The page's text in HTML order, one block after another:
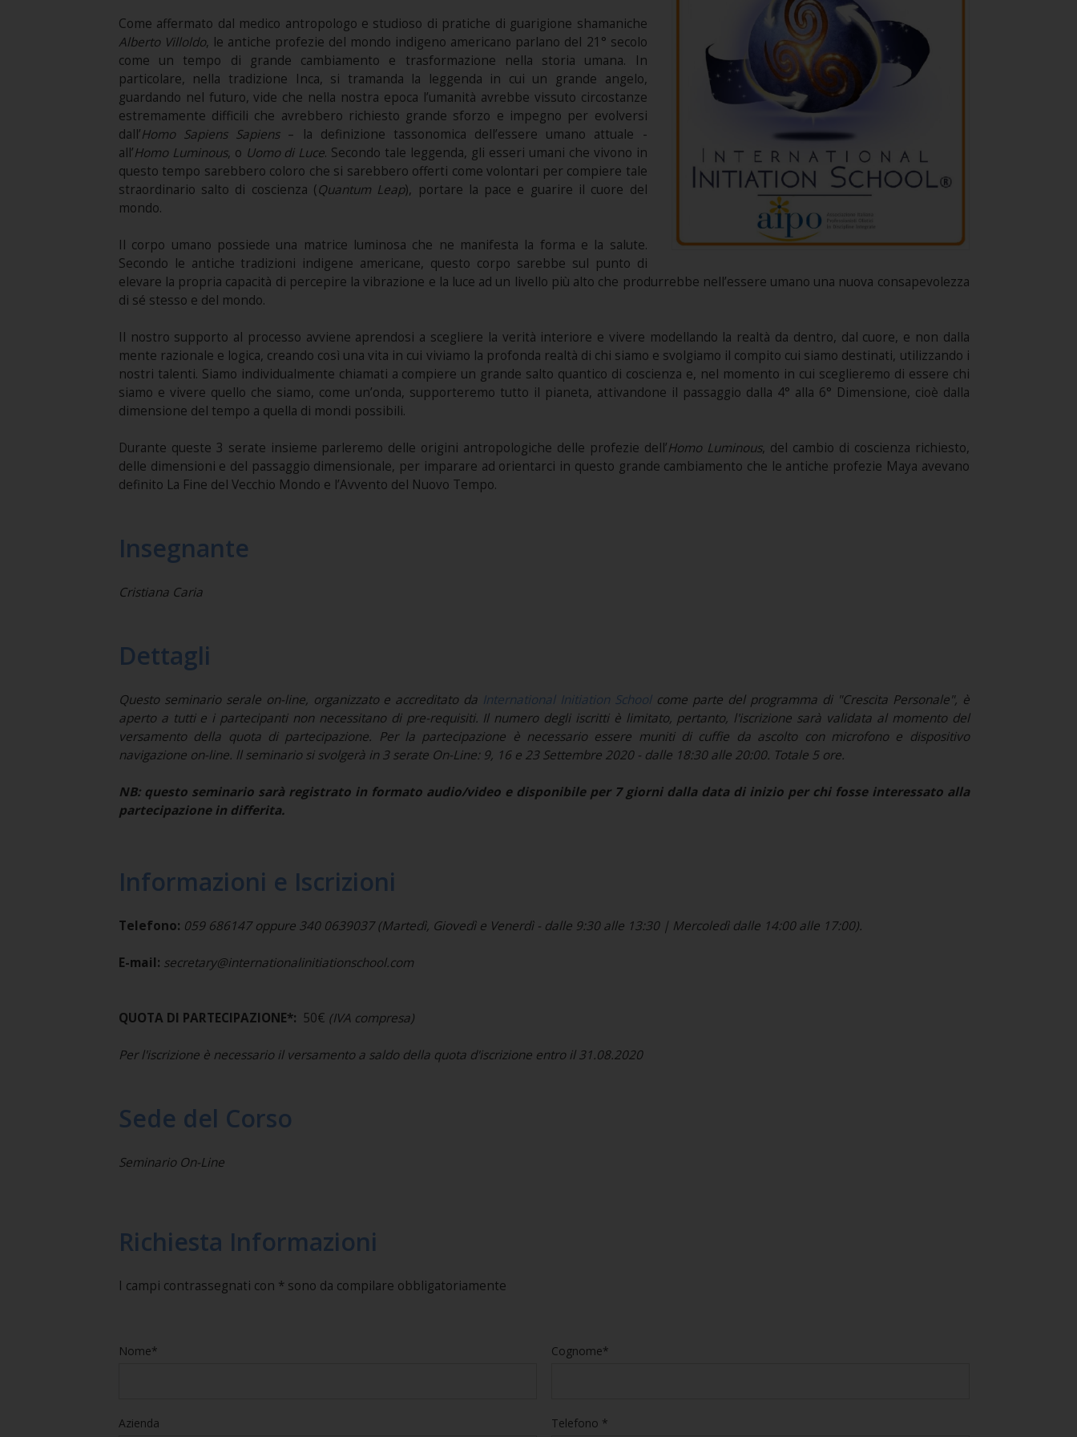
Come affermato dal medico antropologo e studioso di pratiche di guarigione shamaniche
Alberto Villoldo, le antiche profezie del mondo indigeno americano parlano del 21° secolo
come un tempo di grande cambiamento e trasformazione nella storia umana. In
particolare, nella tradizione Inca, si tramanda la leggenda in cui un grande angelo,
guardando nel futuro, vide che nella nostra epoca l’umanità avrebbe vissuto circostanze
estremamente difficili che avrebbero richiesto grande sforzo e impegno per evolversi
dall’Homo Sapiens Sapiens– la definizione tassonomica dell’essere umano attuale -
all’Homo Luminous, o Uomo di Luce. Secondo tale leggenda, gli esseri umani che vivono in
questo tempo sarebbero coloro che si sarebbero offerti come volontari per compiere tale
straordinario salto di coscienza (Quantum Leap), portare la pace e guarire il cuore del
mondo.
Il corpo umano possiede una matrice luminosa che ne manifesta la forma e la salute.
Secondo le antiche tradizioni indigene americane, questo corpo sarebbe sul punto di
elevare la propria capacità di percepire la vibrazione e la luce ad un livello più alto che produrrebbe nell’essere umano una nuova consapevolezza
di sé stesso e del mondo.
Il nostro supporto al processo avviene aprendosi a scegliere la verità interiore e vivere modellando la realtà da dentro, dal cuore, e non dalla
mente razionale e logica, creando così una vita in cui viviamo la profonda realtà di chi siamo e svolgiamo il compito cui siamo destinati, utilizzando i
nostri talenti. Siamo individualmente chiamati a compiere un grande salto quantico di coscienza e, nel momento in cui sceglieremo di essere chi
siamo e vivere quello che siamo, come un’onda, supporteremo tutto il pianeta, attivandone il passaggio dalla 4° alla 6° Dimensione, cioè dalla
dimensione del tempo a quella di mondi possibili.
Durante queste 3 serate insieme parleremo delle origini antropologiche delle profezie dell’Homo Luminous, del cambio di coscienza richiesto,
delle dimensioni e del passaggio dimensionale, per imparare ad orientarci in questo grande cambiamento che le antiche profezie Maya avevano
definito La Fine del Vecchio Mondo e l’Avvento del Nuovo Tempo.
Insegnante
Cristiana Caria
Dettagli
Questo seminario serale on-line, organizzato e accreditato da International Initiation Schoolcome parte del programma di "Crescita Personale", è
aperto a tutti e i partecipanti non necessitano di pre-requisiti. Il numero degli iscritti è limitato, pertanto, l'iscrizione sarà validata al momento del
versamento della quota di partecipazione. Per la partecipazione è necessario essere muniti di cuffie da ascolto con microfono e dispositivo
navigazione on-line. ll seminario si svolgerà in 3 serate On-Line: 9, 16 e 23 Settembre 2020 - dalle 18:30 alle 20:00. Totale 5 ore.
NB: questo seminario sarà registrato in formato audio/video e disponibile per 7 giorni dalla data di inizio per chi fosse interessato alla
partecipazione in differita.
Informazioni e Iscrizioni
Telefono: 059 686147 oppure 340 0639037 (Martedì, Giovedì e Venerdì - dalle 9:30 alle 13:30 | Mercoledì dalle 14:00 alle 17:00).
E-mail: secretary@internationalinitiationschool.com
QUOTA DI PARTECIPAZIONE*: 50€ (IVA compresa)
Per l'iscrizione è necessario il versamento a saldo della quota d'iscrizione entro il 31.08.2020
Sede del Corso
Seminario On-Line
Richiesta Informazioni
I campi contrassegnati con * sono da compilare obbligatoriamente
Nome* Cognome*
Azienda Telefono *